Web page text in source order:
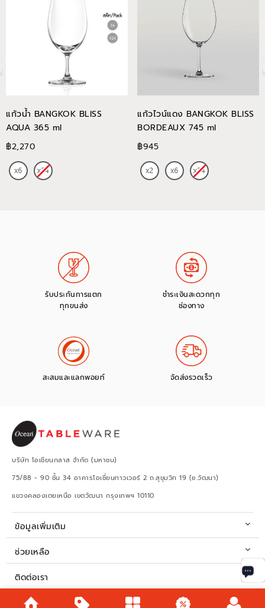
แก้วน้ำ BANGKOK BLISS
AQUA 365 ml
฿2,270
แก้วไวน์แดง BANGKOK BLISS
BORDEAUX 745 ml
฿945
รับประกันการแตก
ทุกขนส่ง
ชำระเงินสะดวกทุก
ช่องทาง
สะสมและแลกพอยท์ จัดส่งรวดเร็ว
บริษัท โอเชียนกลาส จำกัด (มหาชน)
75/88 - 90 ชั้น 34 อาคารโอเชี่ยนทาวเวอร์ 2 ถ.สุขุมวิท 19 (ซ.วัฒนา)
แขวงคลองเตยเหนือ เขตวัฒนา กรุงเทพฯ 10110
ข้อมูลเพิ่มเติม
ช่วยเหลือ
ติดต่อเรา
เวลาทำการ